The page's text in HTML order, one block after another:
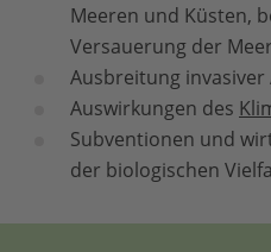
Meeren und Küsten,
Versauerung der
Ausbreitung invasiver
Auswirkungen des
Subventionen und
der biologischen